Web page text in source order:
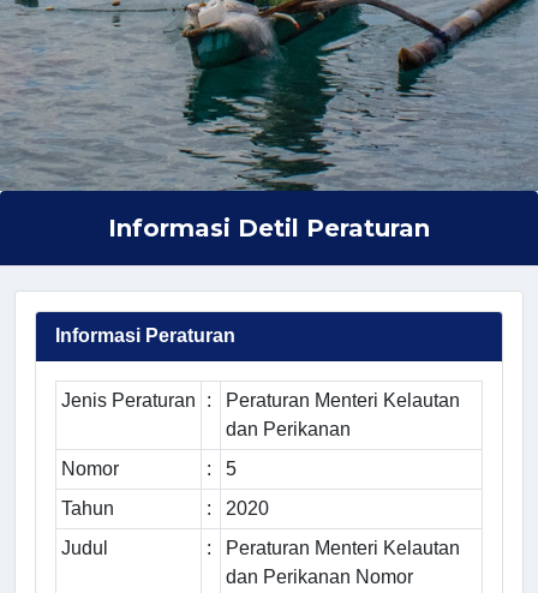
Informasi Detil Peraturan
Informasi Peraturan
Jenis Peraturan :
Peraturan Menteri Kelautan
dan Perikanan
Nomor
:
5
Tahun
:
2020
Judul
:
Peraturan Menteri Kelautan
dan Perikanan Nomor